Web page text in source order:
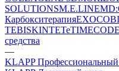
SOLUTIONSM.E.LINE
Карбокситерапия
TEBISKINTETeTIMECODE
средства
—
KLAPP Профессиональный